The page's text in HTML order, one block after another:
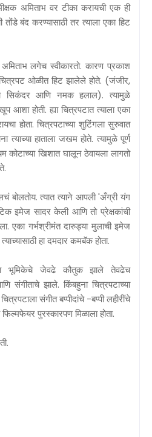
अमिताभ वर टीका करायची एक ही
बंद करण्यासाठी तर त्याला एका हिट
लगेच स्वीकारतो. कारण प्रकाश
ओळीत हिट झालेले होते. (जंजीर,
सिकंदर आणि नमक हलाल). त्यामुळे
आशा होती. ह्या चित्रपटात त्याला एका
होता. चित्रपटाच्या शुटिंगला सुरुवात
त्याच्या हाताला जखम होते. त्यामुळे पूर्ण
कोटाच्या खिशात घालून ठेवायला लागतो
बोलतोय. त्यात त्याने आपली 'अँग्री यंग
इमेज सादर केली आणि तो प्रेक्षकांची
एका गर्भश्रीमंत दारुड्या मुलाची इमेज
हा दमदार कमबॅक होता.
भूमिकेचे जेवढे कौतुक झाले तेवढेच
संगीताचे झाले. किंबहुना चित्रपटाच्या
संगीत बप्पीदांचे -बप्पी लहीरींचे
फिल्मफेयर पुरस्कारपण मिळाला होता.